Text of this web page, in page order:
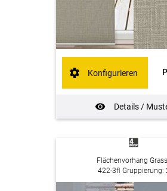
Details /
Konfigurieren
Flächenvorhang
422-3fl Gruppierung: